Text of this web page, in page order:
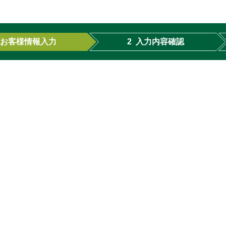
お客様情報入力 2 入力内容確認